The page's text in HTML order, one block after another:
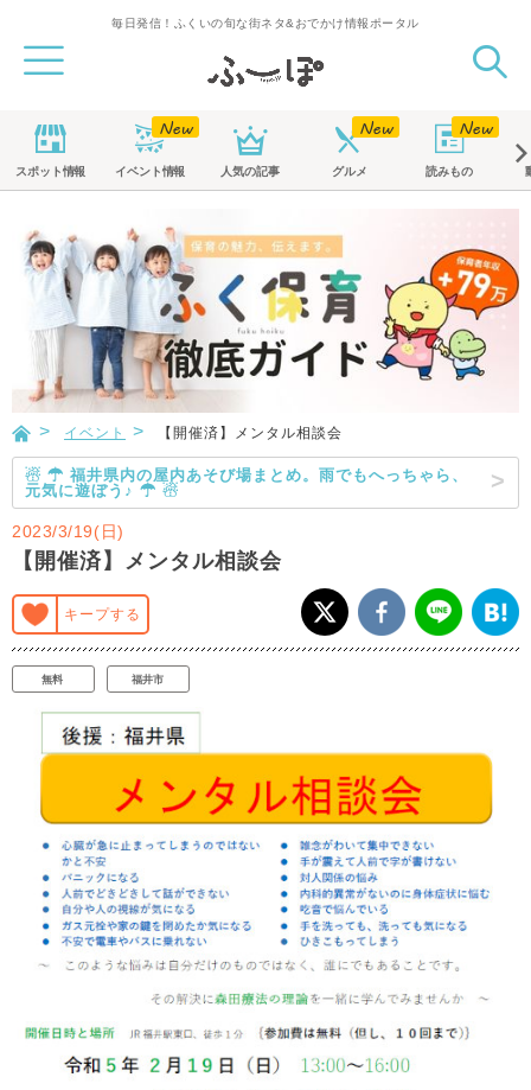
毎日発信！ふくいの旬な街ネタ&おでかけ情報ポータル
スポット情報 イベント情報 人気の記事 グルメ 読みもの
イベント 【開催済】メンタル相談会
☃ ☂ 福井県内の屋内あそび場まとめ。雨でもへっちゃら、
元気に遊ぼう♪ ☂ ☃
2023/3/19(日)
【開催済】メンタル相談会
キープする
無料 福井市